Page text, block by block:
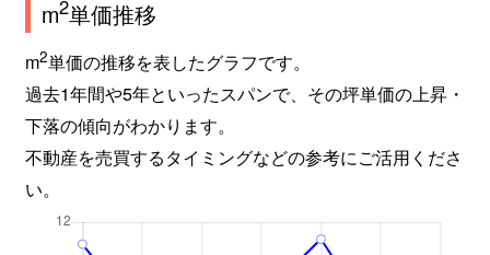
m2単価推移
m2単価の推移を表したグラフです。
過去1年間や5年といったスパンで、その坪単価の上昇・
下落の傾向がわかります。
不動産を売買するタイミングなどの参考にご活用くださ
い。